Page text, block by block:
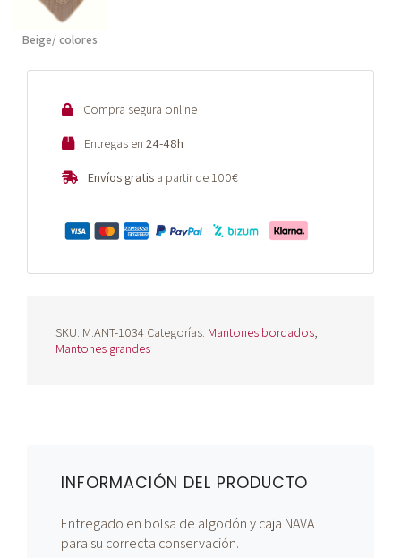
Beige/ colores
Compra segura online
Entregas en24-48h
Envíos gratis a partir de 100€
SKU: M.ANT-1034 Categorías: Mantones bordados,
Mantones grandes
INFORMACIÓN DEL PRODUCTO
Entregado en bolsa de algodón y caja NAVA
para su correcta conservación.